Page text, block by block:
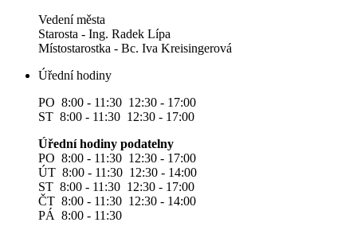
Vedení města
Starosta - Ing. Radek Lípa
Místostarostka - Bc. Iva Kreisingerová
Úřední hodiny
PO 8:00 - 11:30 12:30 - 17:00
ST 8:00 - 11:30 12:30 - 17:00
Úřední hodiny podatelny
PO 8:00 - 11:30 12:30 - 17:00
ÚT 8:00 - 11:30 12:30 - 14:00
ST 8:00 - 11:30 12:30 - 17:00
ČT 8:00 - 11:30 12:30 - 14:00
PÁ 8:00 - 11:30